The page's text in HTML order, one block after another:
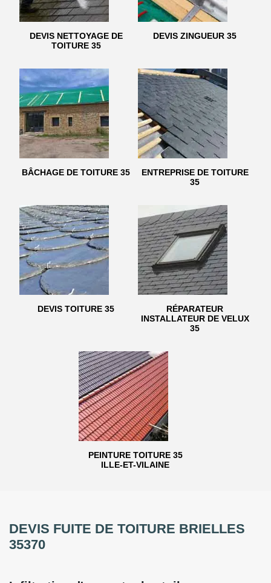
DEVIS NETTOYAGE DE
TOITURE 35
DEVIS ZINGUEUR 35
BÂCHAGE DE TOITURE 35
ENTREPRISE DE TOITURE
35
DEVIS TOITURE 35
RÉPARATEUR
INSTALLATEUR DE VELUX
35
PEINTURE TOITURE 35
ILLE-ET-VILAINE
DEVIS FUITE DE TOITURE BRIELLES
35370